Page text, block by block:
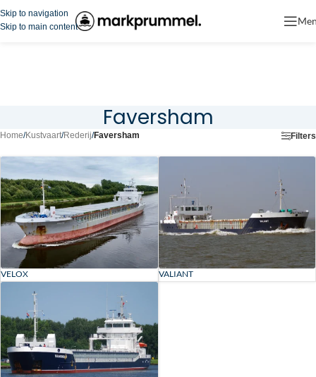
Skip to navigation
Skip to main content
Faversham
Home/Kustvaart/Rederij/Faversham Filters
VELOX VALIANT